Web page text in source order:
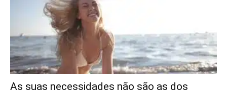
As suas necessidades não são as dos